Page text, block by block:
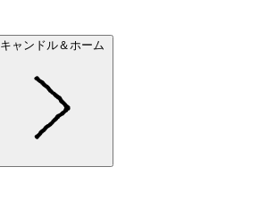
キャンドル＆ホーム